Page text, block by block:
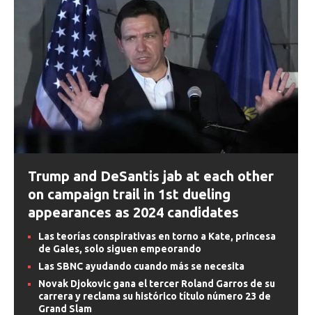
Trump and DeSantis jab at each other
on campaign trail in 1st dueling
appearances as 2024 candidates
Las teorías conspirativas en torno a Kate, princesa
de Gales, solo siguen empeorando
Las SBNC ayudando cuando más se necesita
Novak Djokovic gana el tercer Roland Garros de su
carrera y reclama su histórico título número 23 de
Grand Slam